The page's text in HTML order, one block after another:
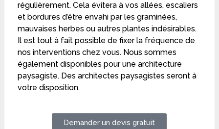
régulièrement. Cela évitera à vos allées, escaliers
et bordures d’être envahi par les graminées,
mauvaises herbes ou autres plantes indésirables.
Il est tout à fait possible de fixer la fréquence de
nos interventions chez vous. Nous sommes
également disponibles pour une architecture
paysagiste. Des architectes paysagistes seront à
votre disposition.
Demander un devis gratuit